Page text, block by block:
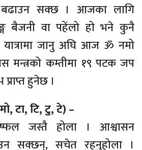
बढाउन सक्छ । आजका लागि
बैजनी वा पहेंलो हो भने कुनै
यात्रामा जानु अघि आज ॐ नमो
मन्त्रको कम्तीमा १९ पटक जप
हुनेछ ।
टा, टि, टु, टे) –
जस्तै होला । आश्वासन
सक्छन्, सचेत रहनुहोला ।